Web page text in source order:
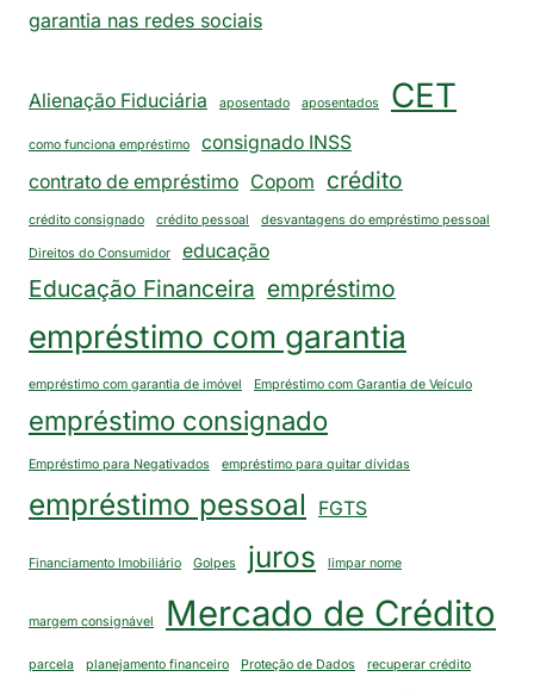
garantia nas redes sociais
Alienação Fiduciária aposentado aposentados CET
como funciona empréstimo
consignado INSS
contrato de empréstimo Copom crédito
crédito consignado crédito pessoal desvantagens do empréstimo pessoal
Direitos do Consumidor educação
Educação Financeira empréstimo
empréstimo com garantia
empréstimo com garantia de imóvel Empréstimo com Garantia de Veículo
empréstimo consignado
Empréstimo para Negativados empréstimo para quitar dívidas
empréstimo pessoal FGTS
Financiamento Imobiliário Golpes juros limpar nome
margem consignável Mercado de Crédito
parcela planejamento financeiro Proteção de Dados recuperar crédito